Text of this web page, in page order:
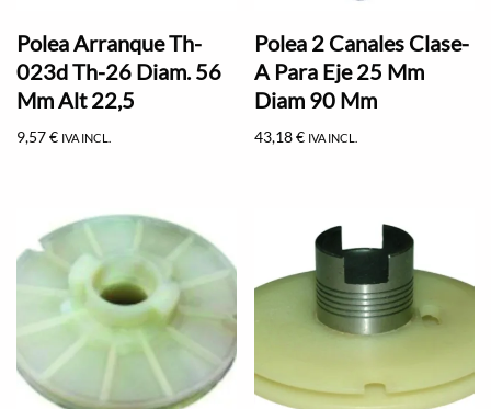
Polea Arranque Th-
023d Th-26 Diam. 56
Mm Alt 22,5
9,57€ IVA INCL.
Polea 2 Canales Clase-
A Para Eje 25 Mm
Diam 90 Mm
43,18€ IVA INCL.